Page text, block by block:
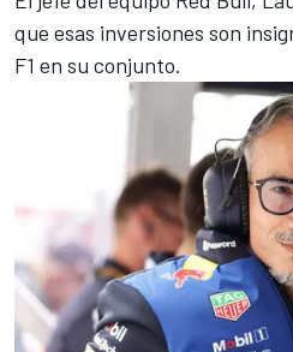
que esas inversiones son
F1 en su conjunto.